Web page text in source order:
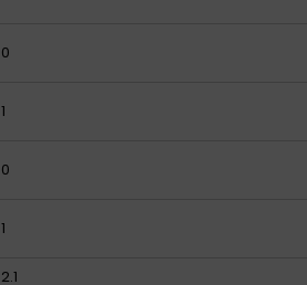
0
1
0
1
2.1